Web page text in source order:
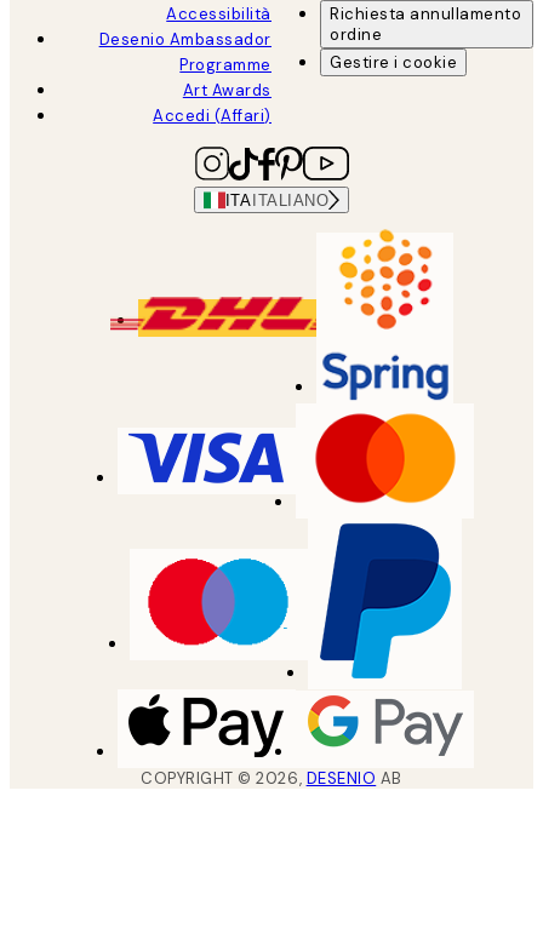
Accessibilità
Desenio Ambassador
Programme
Art Awards
Accedi (Affari)
Richiesta annullamento
ordine
Gestire i cookie
ITA ITALIANO
COPYRIGHT ©2026, DESENIO AB